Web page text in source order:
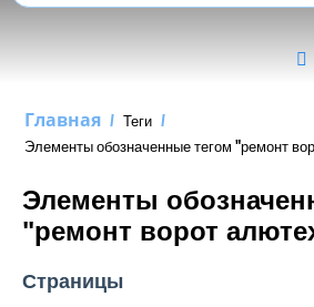
Главная / Теги /
Элементы обозначенные тегом "ремонт
Элементы
"ремонт ворот
Страницы